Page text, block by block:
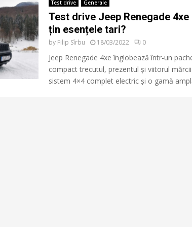
Test drive Generale
Test drive Jeep Renegade 4xe
țin esențele tari?
by Filip Sîrbu 18/03/2022 0
Jeep Renegade 4xe înglobează într-un
compact trecutul, prezentul și viitorul mărcii
sistem 4×4 complet electric și o gamă